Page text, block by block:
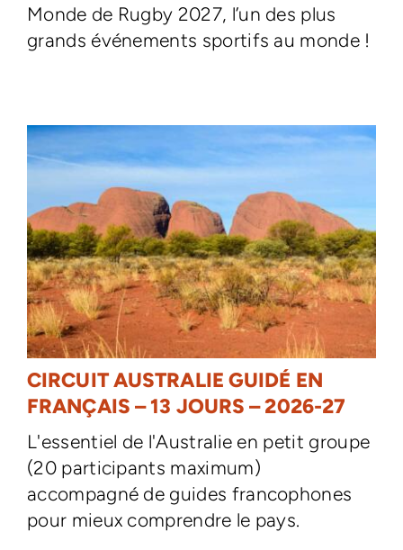
Monde de Rugby 2027, l’un des plus
grands événements sportifs au monde !
CIRCUIT AUSTRALIE GUIDÉ EN
FRANÇAIS – 13 JOURS – 2026-27
L'essentiel de l'Australie en petit groupe
(20 participants maximum)
accompagné de guides francophones
pour mieux comprendre le pays.